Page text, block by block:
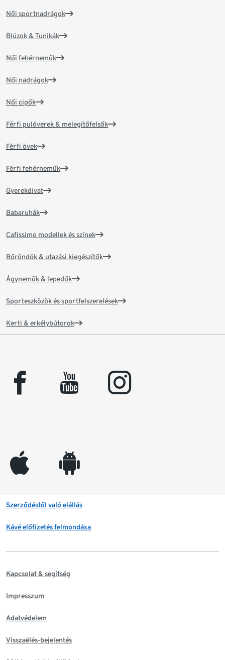
Női sportnadrágok
Blúzok & Tunikák
Női fehérneműk
Női nadrágok
Női cipők
Férfi pulóverek & melegítőfelsők
Férfi övek
Férfi fehérneműk
Gyerekdivat
Babaruhák
Cafissimo modellek és színek
Bőröndök & utazási kiegészítők
Ágyneműk & lepedők
Sporteszközök és sportfelszerelések
Kerti & erkélybútorok
facebook youtube instagram
appleinc android
Szerződéstől való elállás
Kávé előfizetés felmondása
Kapcsolat & segítség
Impresszum
Adatvédelem
Visszaélés-bejelentés